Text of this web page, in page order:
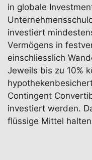
in globale
investiert
Vermögens in
einschliesslich
Jeweils bis zu 10%
Contingent
investiert werden.
flüssige Mittel